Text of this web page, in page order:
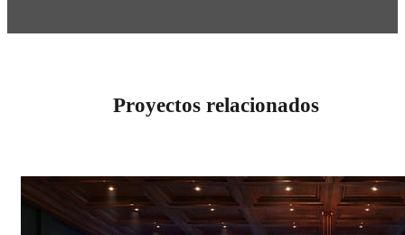
Proyectos relacionados